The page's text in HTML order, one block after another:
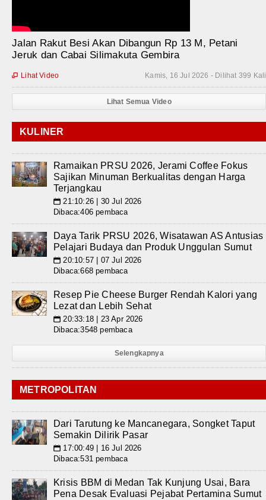
Jalan Rakut Besi Akan Dibangun Rp 13 M, Petani
Jeruk dan Cabai Silimakuta Gembira
Kamis, 16 Jul 2026 - Dilihat 399 Kali
 Lihat Video
Lihat Semua Video
KULINER
Ramaikan PRSU 2026, Jerami Coffee Fokus
Sajikan Minuman Berkualitas dengan Harga
Terjangkau
📅 21:10:26 | 30 Jul 2026
Dibaca:406 pembaca
Daya Tarik PRSU 2026, Wisatawan AS Antusias
Pelajari Budaya dan Produk Unggulan Sumut
📅 20:10:57 | 07 Jul 2026
Dibaca:668 pembaca
Resep Pie Cheese Burger Rendah Kalori yang
Lezat dan Lebih Sehat
📅 20:33:18 | 23 Apr 2026
Dibaca:3548 pembaca
Selengkapnya
METROPOLITAN
Dari Tarutung ke Mancanegara, Songket Taput
Semakin Dilirik Pasar
📅 17:00:49 | 16 Jul 2026
Dibaca:531 pembaca
Krisis BBM di Medan Tak Kunjung Usai, Bara
Pena Desak Evaluasi Pejabat Pertamina Sumut